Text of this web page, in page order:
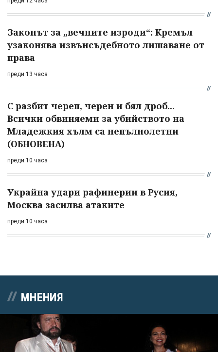
Законът за „вечните изроди“: Кремъл
узаконява извънсъдебното лишаване от
права
преди 13 часа
С разбит череп, черен и бял дроб...
Всички обвиняеми за убийството на
Младежкия хълм са непълнолетни
(ОБНОВЕНА)
преди 10 часа
Украйна удари рафинерии в Русия,
Москва засилва атаките
преди 10 часа
МНЕНИЯ